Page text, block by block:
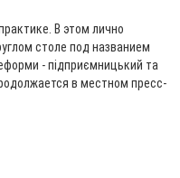
В этом лично
столе под названием
- підприємницький та
в местном пресс-